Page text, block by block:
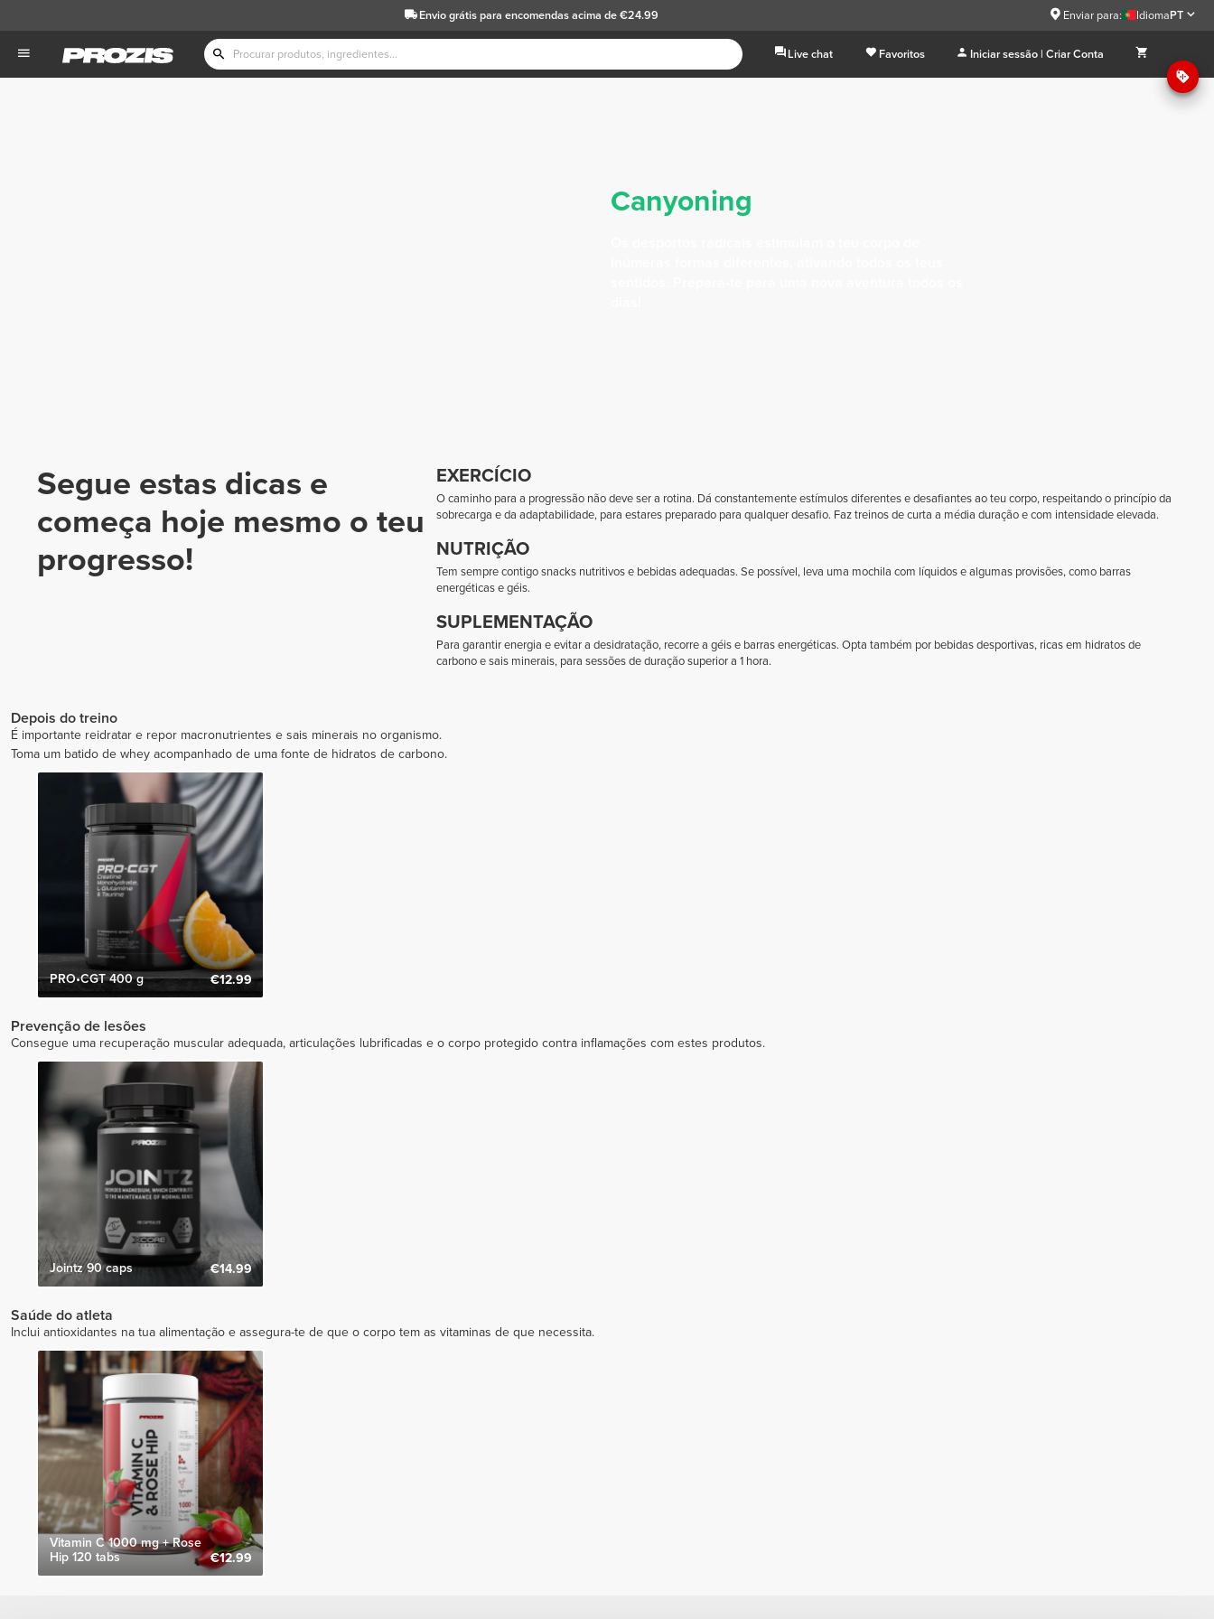
Envio grátispara encomendas acima de €24.99 Enviar para: IdiomaPT
Live chat Favoritos Iniciar sessão | Criar Conta
Canyoning
Segue estas dicas e
começa hoje mesmo o teu
progresso!
EXERCÍCIO
O caminho para a progressão não deve ser a rotina. Dá constantemente estímulos diferentes e desafiantes ao teu corpo, respeitando o princípio da
sobrecarga e da adaptabilidade, para estares preparado para qualquer desafio. Faz treinos de curta a média duração e com intensidade elevada.
NUTRIÇÃO
Tem sempre contigo snacks nutritivos e bebidas adequadas. Se possível, leva uma mochila com líquidos e algumas provisões, como barras
energéticas e géis.
SUPLEMENTAÇÃO
Para garantir energia e evitar a desidratação, recorre a géis e barras energéticas. Opta também por bebidas desportivas, ricas em hidratos de
carbono e sais minerais, para sessões de duração superior a 1 hora.
Depois do treino
É importante reidratar e repor macronutrientes e sais minerais no organismo.
Toma um batido de whey acompanhado de uma fonte de hidratos de carbono.
PRO•CGT 400 g €12.99
Prevenção de lesões
Consegue uma recuperação muscular adequada, articulações lubrificadas e o corpo protegido contra inflamações com estes produtos.
Jointz 90 caps €14.99
Saúde do atleta
Inclui antioxidantes na tua alimentação e assegura-te de que o corpo tem as vitaminas de que necessita.
Vitamin C 1000 mg + Rose
Hip 120 tabs
€12.99